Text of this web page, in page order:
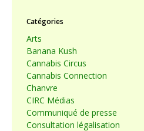
Catégories
Arts
Banana Kush
Cannabis Circus
Cannabis Connection
Chanvre
CIRC Médias
Communiqué de presse
Consultation légalisation